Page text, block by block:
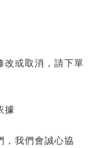
改或取消，請下單
據
，我們會誠心協